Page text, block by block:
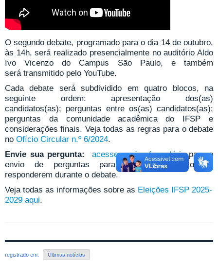
O segundo debate, programado para o dia 14 de outubro,
às 14h, será realizado presencialmente no auditório Aldo
Ivo Vicenzo do Campus São Paulo, e também
será transmitido pelo YouTube.
Cada debate será subdividido em quatro blocos, na
seguinte ordem: apresentação dos(as)
candidatos(as); perguntas entre os(as) candidatos(as);
perguntas da comunidade acadêmica do IFSP e
considerações finais. Veja todas as regras para o debate
no Ofício Circular n.º 6/2024.
Envie sua pergunta:
acesse aqui o formuláriopara o
envio de perguntas para os(as) candidatos(as)
responderem durante o debate.
Veja todas as informações sobre as Eleições IFSP 2025-
2029 aqui.
registrado em: Últimas notícias